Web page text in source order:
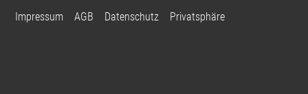
Impressum AGB Datenschutz Privatsphäre